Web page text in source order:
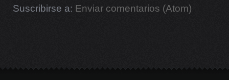
Suscribirse a: Enviar comentarios (Atom)